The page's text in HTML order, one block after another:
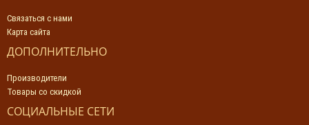
Связаться с нами
Карта сайта
ДОПОЛНИТЕЛЬНО
Производители
Товары со скидкой
СОЦИАЛЬНЫЕ СЕТИ